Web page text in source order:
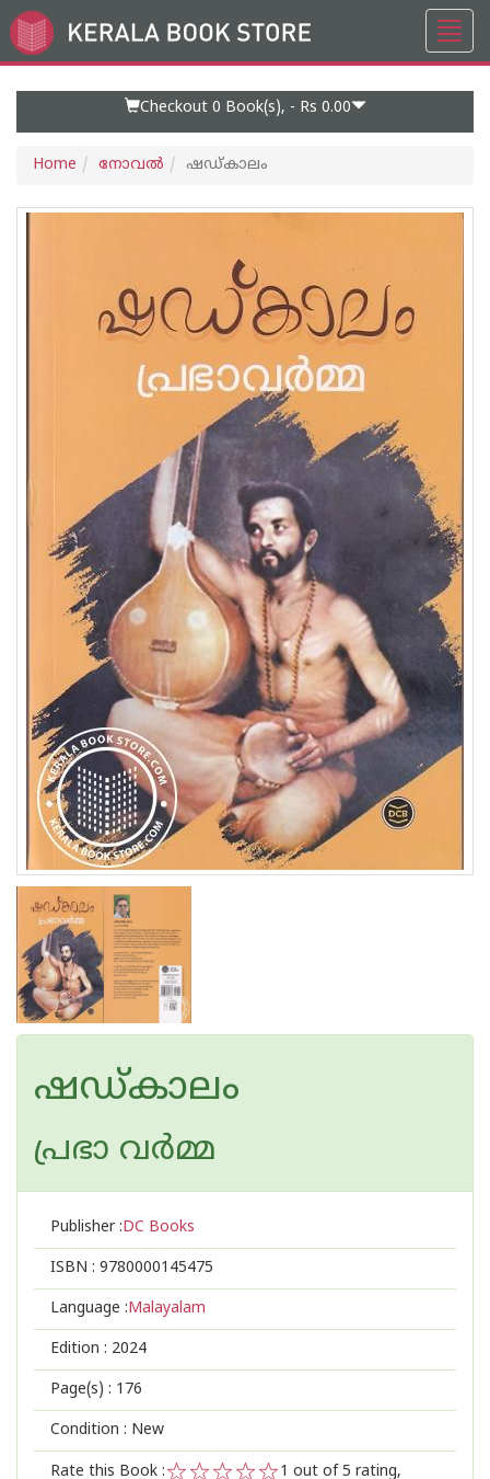
Go
to
Checkout 0 Book(s), - Rs 0.00
Home നോവല്‍ ഷഡ്കാലം
ഷഡ്കാലം
പ്രഭാ വര്‍മ്മ
Publisher :DC Books
ISBN : 9780000145475
Language :Malayalam
Edition : 2024
Page(s) : 176
Condition : New
Rate this Book :
1 out of 5 rating,